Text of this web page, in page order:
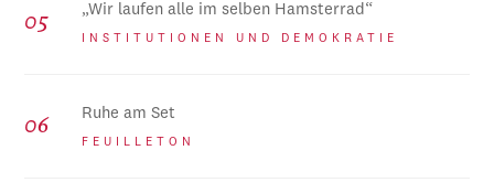
„Wir laufen alle im selben Hamsterrad“
INSTITUTIONEN UND DEMOKRATIE
Ruhe am Set
FEUILLETON